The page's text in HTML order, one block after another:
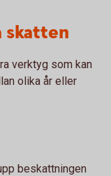
skatten
verktyg som kan
olika år eller
beskattningen